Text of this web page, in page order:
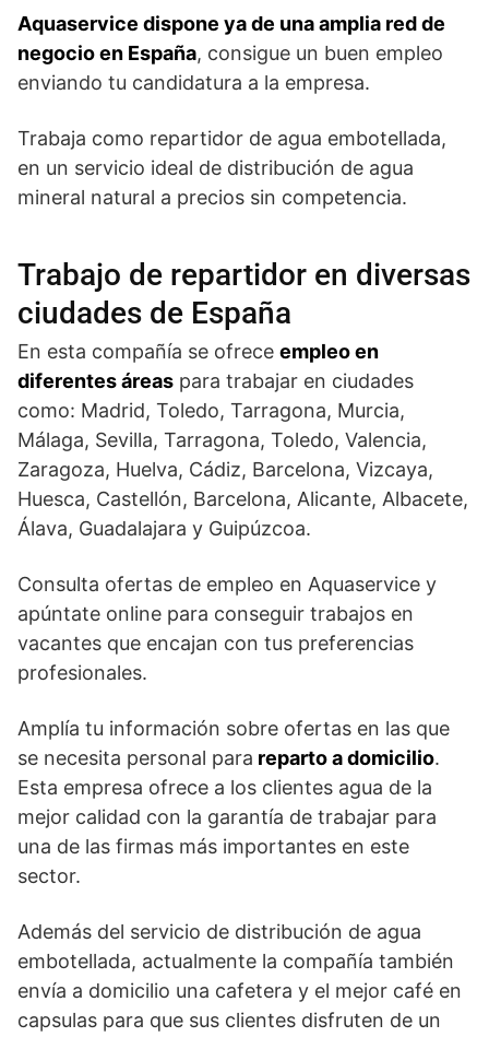
Aquaservice dispone ya de una amplia red de
negocio en España, consigue un buen empleo
enviando tu candidatura a la empresa.
Trabaja como repartidor de agua embotellada,
en un servicio ideal de distribución de agua
mineral natural a precios sin competencia.
Trabajo de repartidor en diversas
ciudades de España
En esta compañía se ofrece empleo en
diferentes áreas para trabajar en ciudades
como: Madrid, Toledo, Tarragona, Murcia,
Málaga, Sevilla, Tarragona, Toledo, Valencia,
Zaragoza, Huelva, Cádiz, Barcelona, Vizcaya,
Huesca, Castellón, Barcelona, Alicante, Albacete,
Álava, Guadalajara y Guipúzcoa.
Consulta ofertas de empleo en Aquaservice y
apúntate online para conseguir trabajos en
vacantes que encajan con tus preferencias
profesionales.
Amplía tu información sobre ofertas en las que
se necesita personal para reparto a domicilio.
Esta empresa ofrece a los clientes agua de la
mejor calidad con la garantía de trabajar para
una de las firmas más importantes en este
sector.
Además del servicio de distribución de agua
embotellada, actualmente la compañía también
envía a domicilio una cafetera y el mejor café en
capsulas para que sus clientes disfruten de un